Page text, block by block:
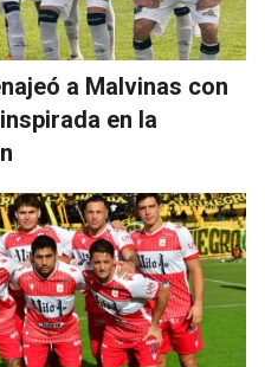
a Malvinas con
en la